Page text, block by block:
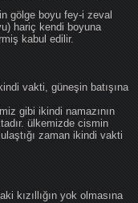
gölge boyu fey-i zeval
hariç kendi boyuna
kabul edilir.
vakti, güneşin batışına
gibi ikindi namazının
ülkemizde cismin
zaman ikindi vakti
kızıllığın yok olmasına